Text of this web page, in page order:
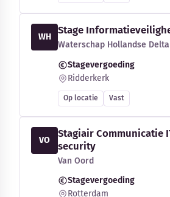
WH
Stage
Waterschap Hollandse Delta
Stagevergoeding
Ridderkerk
Op locatie Vast
VO
Stagiair Communicatie
security
Van Oord
Stagevergoeding
Rotterdam